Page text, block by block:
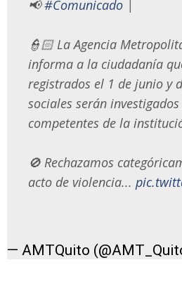
📢#Comunicado
👮🏻 La Agencia
informa a la ciudadanía
registrados el 1 de junio y
sociales serán
competentes de la
🚫 Rechazamos
acto de violencia...
— AMTQuito